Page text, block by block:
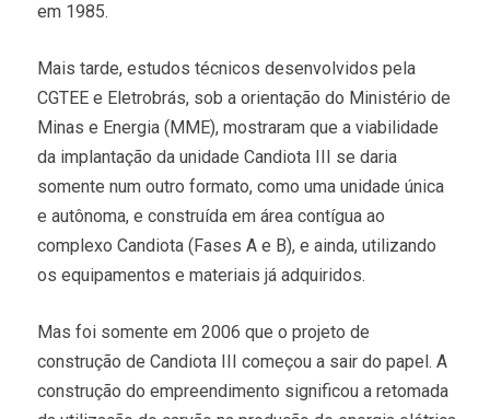
em 1985.
Mais tarde, estudos técnicos desenvolvidos pela
CGTEE e Eletrobrás, sob a orientação do Ministério de
Minas e Energia (MME), mostraram que a viabilidade
da implantação da unidade Candiota III se daria
somente num outro formato, como uma unidade única
e autônoma, e construída em área contígua ao
complexo Candiota (Fases A e B), e ainda, utilizando
os equipamentos e materiais já adquiridos.
Mas foi somente em 2006 que o projeto de
construção de Candiota III começou a sair do papel. A
construção do empreendimento significou a retomada